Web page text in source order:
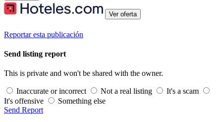
Ver oferta
Reportar esta publicación
Send listing report
This is private and won't be shared with the owner.
Inaccurate or incorrect Not a real listing
It's a scam
It's offensive
Something else
Send Report